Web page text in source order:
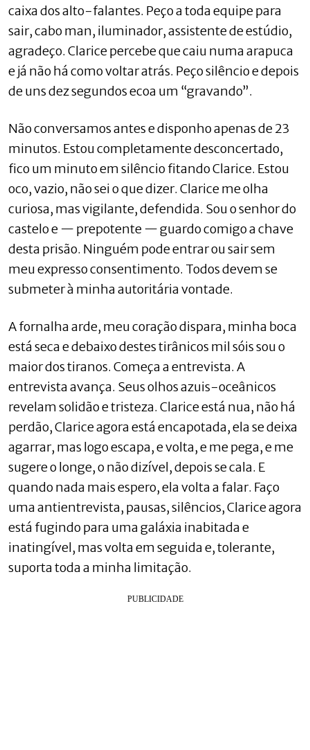
caixa dos alto-falantes. Peço a toda equipe para
sair, cabo man, iluminador, assistente de estúdio,
agradeço. Clarice percebe que caiu numa arapuca
e já não há como voltar atrás. Peço silêncio e depois
de uns dez segundos ecoa um “gravando”.
Não conversamos antes e disponho apenas de 23
minutos. Estou completamente desconcertado,
fico um minuto em silêncio fitando Clarice. Estou
oco, vazio, não sei o que dizer. Clarice me olha
curiosa, mas vigilante, defendida. Sou o senhor do
castelo e — prepotente — guardo comigo a chave
desta prisão. Ninguém pode entrar ou sair sem
meu expresso consentimento. Todos devem se
submeter à minha autoritária vontade.
A fornalha arde, meu coração dispara, minha boca
está seca e debaixo destes tirânicos mil sóis sou o
maior dos tiranos. Começa a entrevista. A
entrevista avança. Seus olhos azuis-oceânicos
revelam solidão e tristeza. Clarice está nua, não há
perdão, Clarice agora está encapotada, ela se deixa
agarrar, mas logo escapa, e volta, e me pega, e me
sugere o longe, o não dizível, depois se cala. E
quando nada mais espero, ela volta a falar. Faço
uma antientrevista, pausas, silêncios, Clarice agora
está fugindo para uma galáxia inabitada e
inatingível, mas volta em seguida e, tolerante,
suporta toda a minha limitação.